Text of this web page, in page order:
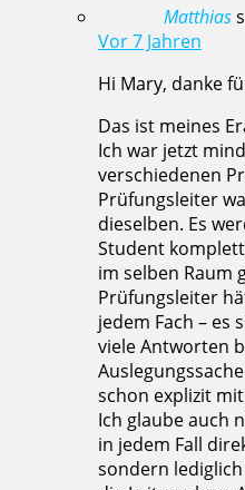
Matthias
Vor 7 Jahren
Hi Mary, danke
Das ist meines
Ich war jetzt
verschiedenen
Prüfungsleiter
dieselben. Es
Student
im selben Raum
Prüfungsleiter
jedem Fach – es
viele Antworten
schon explizit
Ich glaube auch
in jedem Fall
sondern